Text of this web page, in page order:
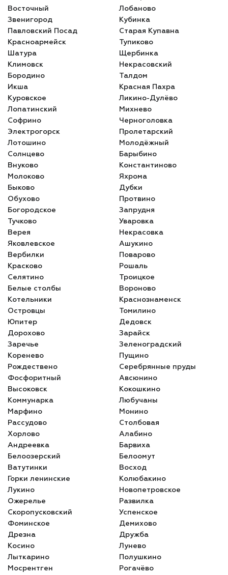
Восточный
Лобаново
Звенигород
Кубинка
Павловский Посад
Старая Купавна
Красноармейск
Тупиково
Шатура
Щербинка
Климовск
Некрасовский
Бородино
Талдом
Икша
Красная Пахра
Куровское
Ликино-Дулёво
Лопатинский
Михнево
Софрино
Черноголовка
Электрогорск
Пролетарский
Лотошино
Молодёжный
Солнцево
Барыбино
Внуково
Константиново
Молоково
Яхрома
Быково
Дубки
Обухово
Протвино
Богородское
Запрудня
Тучково
Уваровка
Верея
Некрасовка
Яковлевское
Ашукино
Вербилки
Поварово
Красково
Рошаль
Селятино
Троицкое
Белые столбы
Вороново
Котельники
Краснознаменск
Островцы
Томилино
Юпитер
Дедовск
Дорохово
Зарайск
Заречье
Зеленоградский
Коренево
Пущино
Рождествено
Серебрянные пруды
Фосфоритный
Авсюнино
Высоковск
Кокошкино
Коммунарка
Любучаны
Марфино
Монино
Рассудово
Столбовая
Хорлово
Алабино
Андреевка
Барвиха
Белоозерский
Белоомут
Ватутинки
Восход
Горки ленинские
Колюбакино
Лукино
Новопетровское
Ожерелье
Развилка
Скоропусковский
Успенское
Фоминское
Демихово
Дрезна
Дружба
Косино
Лунево
Лыткарино
Полушкино
Мосрентген
Рогачёво